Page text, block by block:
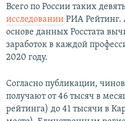
Всего по России таких
исследовании РИА Рейтинг.
основе данных Росстата
заработок в каждой
2020 году.
Согласно публикации,
получают от 46 тысяч в
рейтинга) до 41 тысячи в